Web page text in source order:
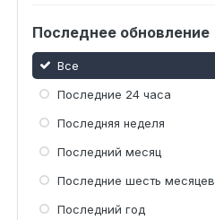
Последнее обновление
Все
Последние 24 часа
Последняя неделя
Последний месяц
Последние шесть месяцев
Последний год